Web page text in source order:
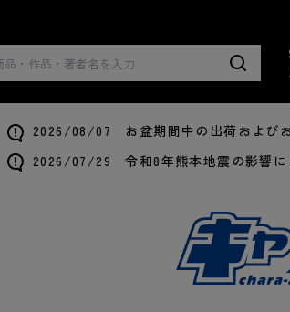
2026/08/07 お盆期間中の出荷および
2026/07/29 令和8年熊本地震の影響に